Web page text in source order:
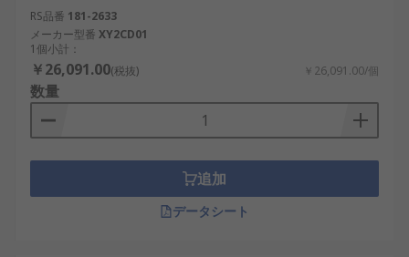
RS品番 181-2633
メーカー型番 XY2CD01
1個小計：
￥26,091.00(税抜) ￥26,091.00/個
数量
追加
データシート